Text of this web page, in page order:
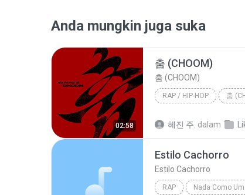
Anda mungkin juga suka
02:58
춤 (CHOOM)
춤 (CHOOM)
RAP / HIP-HOP 춤
혜진 주. dalam
Estilo Cachorro
Estilo Cachorro
RAP